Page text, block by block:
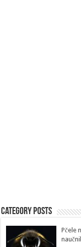
Category Posts
Pčele